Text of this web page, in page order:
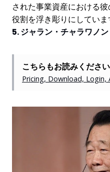
された事業資産における
役割を浮き彫りにしていま
5. ジャラン・チャラワノン
こちらもお読みくださ
Pricing, Download, Login,